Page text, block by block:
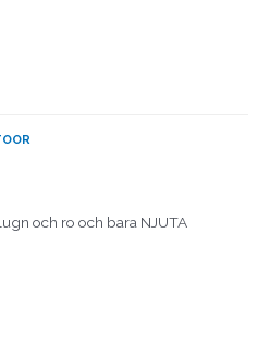
och ro och bara NJUTA